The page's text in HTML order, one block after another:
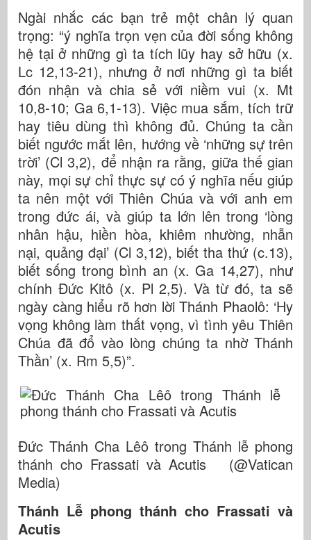
Ngài nhắc các bạn trẻ một chân lý quan
trọng: “ý nghĩa trọn vẹn của đời sống không
hệ tại ở những gì ta tích lũy hay sở hữu (x.
Lc 12,13-21), nhưng ở nơi những gì ta biết
đón nhận và chia sẻ với niềm vui (x. Mt
10,8-10; Ga 6,1-13). Việc mua sắm, tích trữ
hay tiêu dùng thì không đủ. Chúng ta cần
biết ngước mắt lên, hướng về ‘những sự trên
trời’ (Cl 3,2), để nhận ra rằng, giữa thế gian
này, mọi sự chỉ thực sự có ý nghĩa nếu giúp
ta nên một với Thiên Chúa và với anh em
trong đức ái, và giúp ta lớn lên trong ‘lòng
nhân hậu, hiền hòa, khiêm nhường, nhẫn
nại, quảng đại’ (Cl 3,12), biết tha thứ (c.13),
biết sống trong bình an (x. Ga 14,27), như
chính Đức Kitô (x. Pl 2,5). Và từ đó, ta sẽ
ngày càng hiểu rõ hơn lời Thánh Phaolô: ‘Hy
vọng không làm thất vọng, vì tình yêu Thiên
Chúa đã đổ vào lòng chúng ta nhờ Thánh
Thần’ (x. Rm 5,5)”.
Đức Thánh Cha Lêô trong Thánh lễ phong
thánh cho Frassati và Acutis (@Vatican
Media)
Thánh Lễ phong thánh cho Frassati và
Acutis